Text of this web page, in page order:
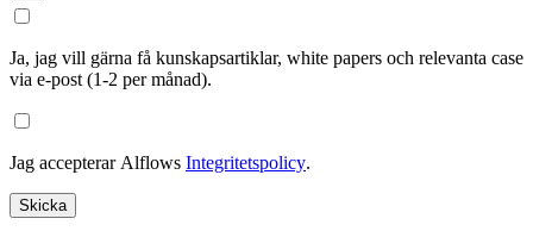
Ja, jag vill gärna få kunskapsartiklar, white papers och relevanta case
via e-post (1-2 per månad).
Jag accepterar Alflows Integritetspolicy.
Skicka